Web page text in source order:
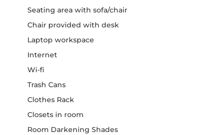
Seating area with sofa/chair
Chair provided with desk
Laptop workspace
Internet
Wi-fi
Trash Cans
Clothes Rack
Closets in room
Room Darkening Shades